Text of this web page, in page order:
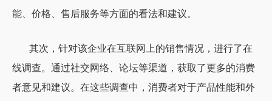
能、价格、售后服务等方面的看法和建议。
其次，针对该企业在互联网上的销售情况，进行了在
线调查。通过社交网络、论坛等渠道，获取了更多的消费
者意见和建议。在这些调查中，消费者对于产品性能和外